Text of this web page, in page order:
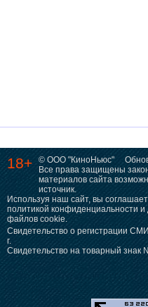
18+ © ООО "КиноНьюс"
Все права защищены
материалов сайта
источник.
Используя наш сайт, вы
политикой конфиденциальности и
файлов cookie.
Свидетельство о регистрации
г.
Свидетельство на товарный знак